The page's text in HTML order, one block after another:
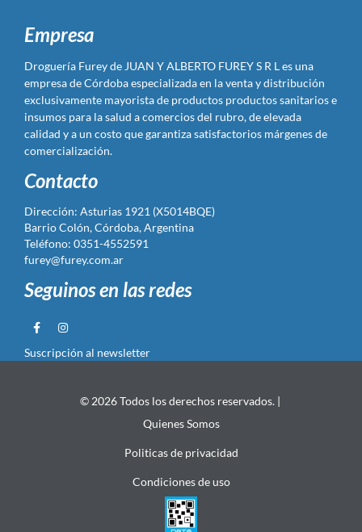
Empresa
Droguería Furey de JUAN Y ALBERTO FUREY S R L es una
empresa de Córdoba especializada en la venta y distribución
exclusivamente mayorista de productos productos sanitarios e
insumos para la salud a comercios del rubro, de elevada
calidad y a un costo que garantiza satisfactorios márgenes de
comercialización.
Contacto
Dirección: Asturias 1921 (X5014BQE)
Barrio Colón, Córdoba, Argentina
Teléfono: 0351-4552591
furey@furey.com.ar
Seguinos en las redes
Suscripción al newsletter
© 2026 Todos los derechos reservados. |
Quienes Somos
Politicas de privacidad
Condiciones de uso